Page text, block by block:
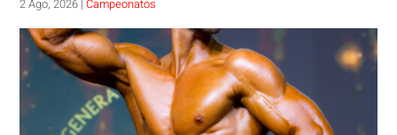
2 Ago, 2026 |Campeonatos